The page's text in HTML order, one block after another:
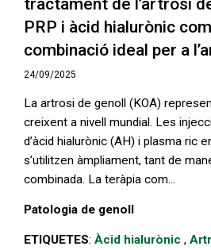
PRP i àcid hialurònic
combinació ideal per a
24/09/2025
La artrosi de genoll (KOA)
creixent a nivell mundial. Les
d’àcid hialurònic (AH) i plasma ric
s’utilitzen àmpliament, tant de
combinada. La teràpia com...
Patologia de genoll
ETIQUETES: Àcid hialurònic ,